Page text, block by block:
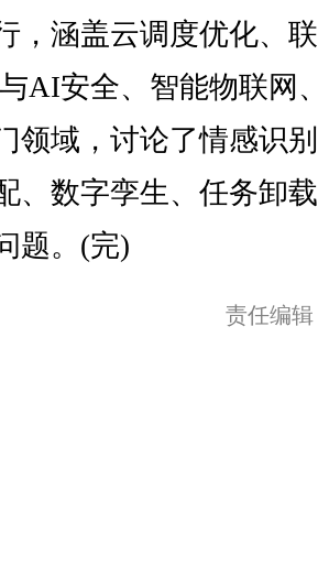
，涵盖云调度优化、
AI安全、智能物联网
领域，讨论了情感识
、数字孪生、任务卸
题。(完)
责任编